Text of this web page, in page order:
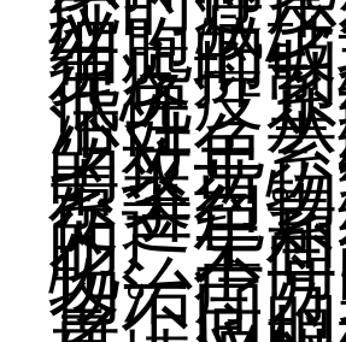
应，减
细胞的
免疫抑
低免疫
活性，
少对色
的攻击
素类药
促进色
的产生
化。不
物治疗
合不同